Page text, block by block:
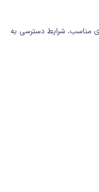
مناسب، شرایط دسترسی به